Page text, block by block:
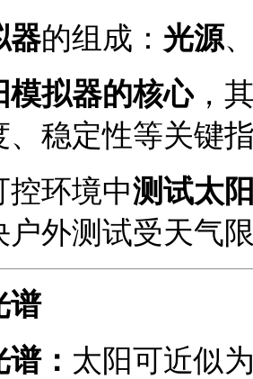
器的组成： 光源
模拟器的核心 ，
、稳定性等关键
控环境中测试太
户外测试受天气
谱
： 太阳可近似